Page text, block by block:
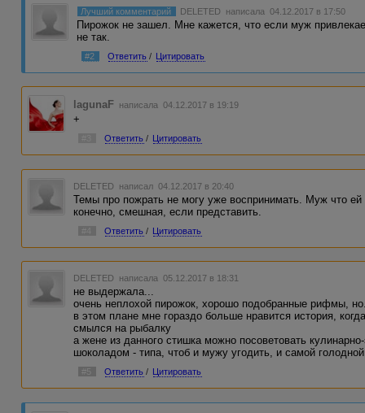
Лучший комментарий DELETED написала 04.12.2017 в 17:50
Пирожок не зашел. Мне кажется, что если муж
не так.
#2 Ответить / Цитировать
lagunaF написала 04.12.2017 в 19:19
+
Ответить / Цитировать
DELETED написал 04.12.2017 в 20:40
Темы про пожрать не могу уже воспринимать. Муж что
конечно, смешная, если представить.
Ответить / Цитировать
DELETED написала 05.12.2017 в 18:31
не выдержала...
очень неплохой пирожок, хорошо подобранные рифмы,
в этом плане мне гораздо больше нравится история,
смылся на рыбалку
а жене из данного стишка можно посоветовать
шоколадом - типа, чтоб и мужу угодить, и самой
#5 Ответить / Цитировать